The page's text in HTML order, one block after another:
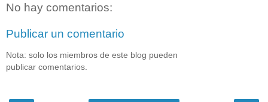
No hay comentarios:
Publicar un comentario
Nota: solo los miembros de este blog pueden
publicar comentarios.